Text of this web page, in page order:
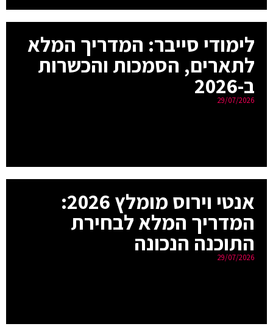
לימודי סייבר: המדריך המלא
לתארים, הסמכות והכשרות
ב-2026
29/07/2026
אנטי וירוס מומלץ 2026:
המדריך המלא לבחירת
התוכנה הנכונה
29/07/2026